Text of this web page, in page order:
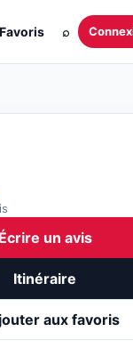
Favoris ⌕
Écrire un avis
Itinéraire
aux favoris